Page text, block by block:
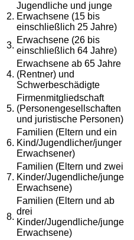
2.
Jugendliche und junge
Erwachsene (15 bis
einschließlich 25 Jahre)
3.
Erwachsene (26 bis
einschließlich 64 Jahre)
4.
Erwachsene ab 65 Jahre
(Rentner) und
Schwerbeschädigte
5.
Firmenmitgliedschaft
(Personengesellschaften
und juristische Personen)
6.
Familien (Eltern und ein
Kind/Jugendlicher/junger
Erwachsener)
7.
Familien (Eltern und zwei
Kinder/Jugendliche/junge
Erwachsene)
8.
Familien (Eltern und ab
drei
Kinder/Jugendliche/junge
Erwachsene)